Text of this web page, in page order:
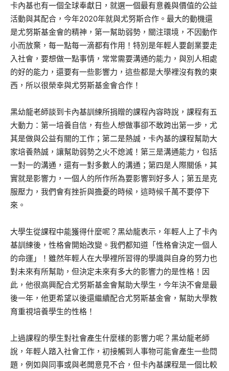
卡內基也有一個全球奉獻日，就選一個最有意義與價值的公益
活動與其配合，今年2020年就與尤努斯合作。最大的動機還
是尤努斯基金會的精神，第一幫助弱勢，關注環境，不因動作
小而放棄，每一點每一滴都有作用！特別是年輕人要創業要走
入社會，要想做一點事情，常常需要溝通的能力，與別人相處
的好的能力，還要有一些影響力，這些都是大學裡沒有教的東
西，所以很榮幸與尤努斯基金會合作！
黑幼龍老師談到卡內基訓練所捐贈的課程內容時說，課程有五
大動力：第一培養自信，有些人想做事卻不敢跨出第一步，尤
其是做與公益有關的工作；第二是熱誠，卡內基的課程幫助大
家培養熱誠，讓幫助弱勢之火不熄滅！第三是溝通能力，包括
一對一的溝通，還有一對多數人的溝通；第四是人際關係，其
實就是影響力，一個人的所作所為要影響到好多人；第五是克
服壓力，我們會有挫折與擔憂的時候，這時候千萬不要停下
來。
大學生從課程中能獲得什麼呢？黑幼龍表示，年輕人上了卡內
基訓練後，性格會開始改變。我們都知道「性格會決定一個人
的命運」！雖然年輕人在大學裡所習得的學識與自身的努力也
對未來有所幫助，但決定未來有多大的影響力的是性格！因
此，他很高興配合尤努斯基金會幫助大學生，今年決不會是最
後一年，他更希望以後還繼續配合尤努斯基金會，幫助大學教
育重視培養學生的性格！
上過課程的學生對社會產生什麼樣的影響力呢？黑幼龍老師
說，年輕人踏入社會工作，初接觸到人事物可能會產生一些問
題，例如與同事或與老闆意見不合，但卡內基課程是一個比較